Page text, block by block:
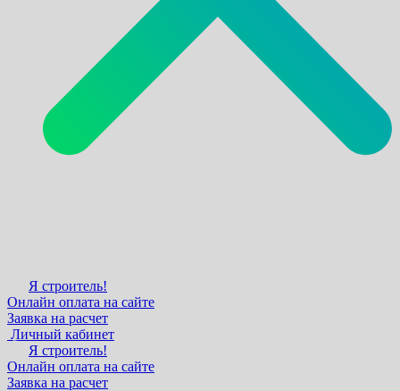
Я строитель!
Онлайн оплата на сайте
Заявка на расчет
Личный кабинет
Я строитель!
Онлайн оплата на сайте
Заявка на расчет